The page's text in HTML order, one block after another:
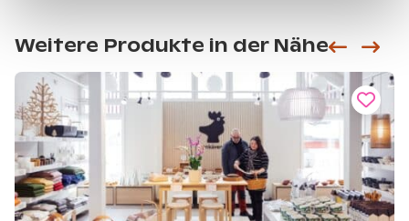
Weitere Produkte in der Nähe Siirry